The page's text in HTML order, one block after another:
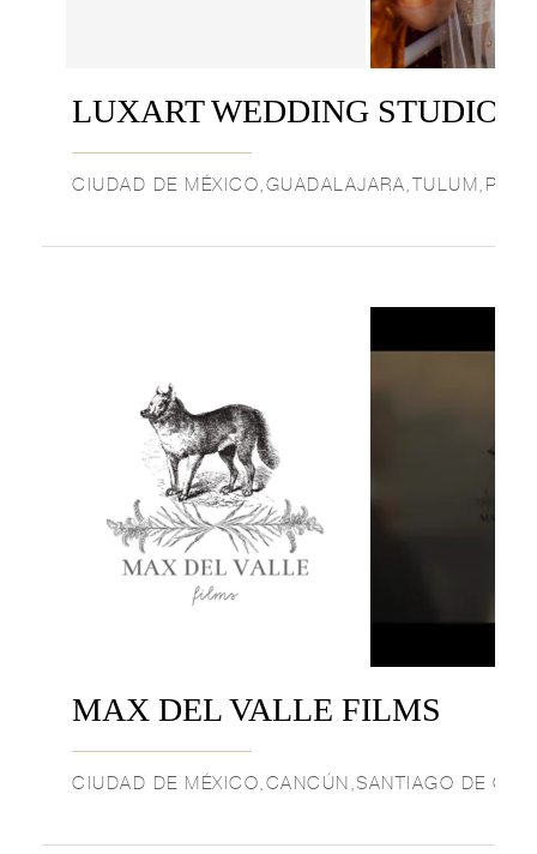
LUXART WEDDING STUDIO
CIUDAD DE
MAX DEL VALLE FILMS
CIUDAD DE MÉXICO,CANCÚN,SANTIAGO DE